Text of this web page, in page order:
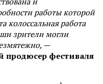
работы которой
колоссальная работа
зрители могли
—
продюсер фестиваля